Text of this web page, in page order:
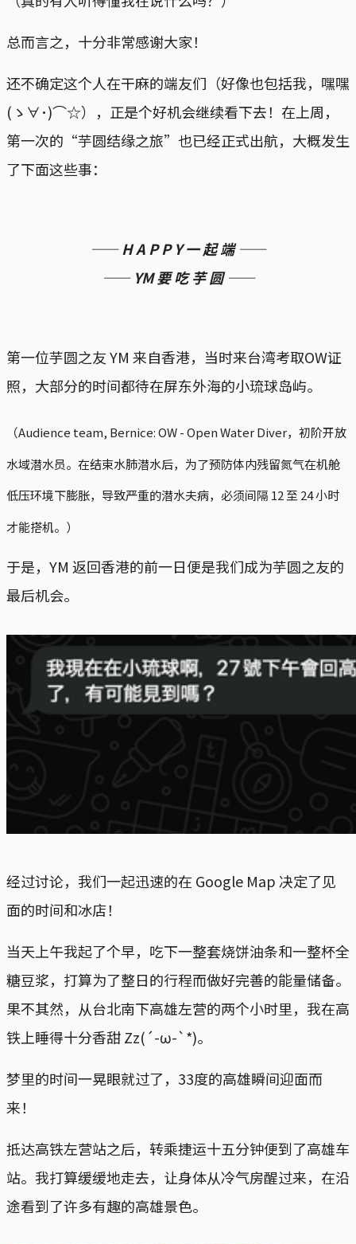
总而言之，十分非常感谢大家！
还不确定这个人在干麻的端友们（好像也包括我，嘿嘿
(ゝ∀･)⌒☆），正是个好机会继续看下去！在上周，
第一次的“芋圆结缘之旅”也已经正式出航，大概发生
了下面这些事：
—— H A P P Y 一 起 端 ——
—— YM 要 吃 芋 圆 ——
第一位芋圆之友 YM 来自香港，当时来台湾考取OW证
照，大部分的时间都待在屏东外海的小琉球岛屿。
（Audience team, Bernice: OW - Open Water Diver，初阶开放
水域潜水员。在结束水肺潜水后，为了预防体内残留氮气在机舱
低压环境下膨胀，导致严重的潜水夫病，必须间隔 12 至 24 小时
才能搭机。）
于是，YM 返回香港的前一日便是我们成为芋圆之友的
最后机会。
经过讨论，我们一起迅速的在 Google Map 决定了见
面的时间和冰店！
当天上午我起了个早，吃下一整套烧饼油条和一整杯全
糖豆浆，打算为了整日的行程而做好完善的能量储备。
果不其然，从台北南下高雄左营的两个小时里，我在高
铁上睡得十分香甜 Zz(´-ω-`*)。
梦里的时间一晃眼就过了，33度的高雄瞬间迎面而
来！
抵达高铁左营站之后，转乘捷运十五分钟便到了高雄车
站。我打算缓缓地走去，让身体从冷气房醒过来，在沿
途看到了许多有趣的高雄景色。